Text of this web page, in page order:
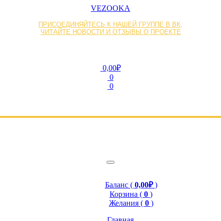
VEZOOKA
ПРИСОЕДИНЯЙТЕСЬ К НАШЕЙ ГРУППЕ В ВК,
ЧИТАЙТЕ НОВОСТИ И ОТЗЫВЫ О ПРОЕКТЕ
0,00₽
0
0
Баланс ( 0,00₽)
Корзина ( 0 )
Желания ( 0 )